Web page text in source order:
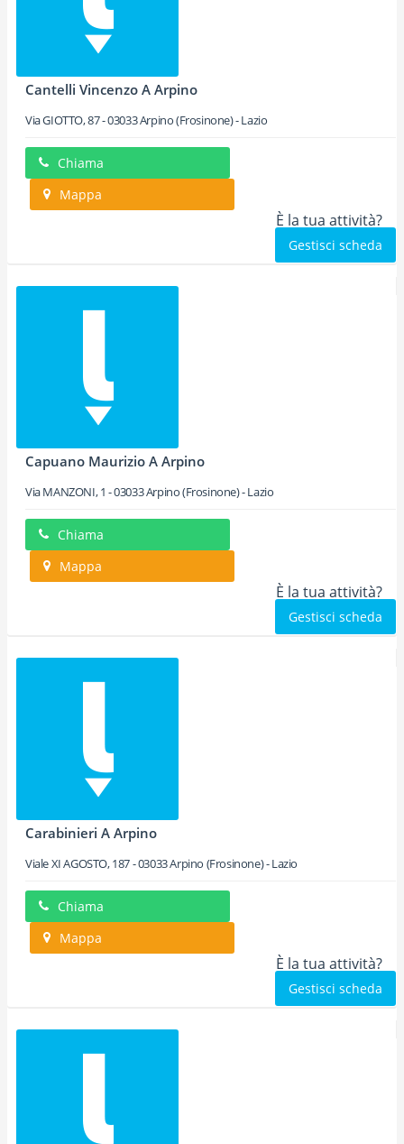
Cantelli Vincenzo A Arpino
Via GIOTTO, 87-03033Arpino(Frosinone) -Lazio
Chiama
Mappa
È la tua attività?
Gestisci scheda
Capuano Maurizio A Arpino
Via MANZONI, 1 -03033Arpino(Frosinone) -Lazio
Chiama
Mappa
È la tua attività?
Gestisci scheda
Carabinieri A Arpino
Viale XI AGOSTO, 187-03033Arpino (Frosinone) -Lazio
Chiama
Mappa
È la tua attività?
Gestisci scheda